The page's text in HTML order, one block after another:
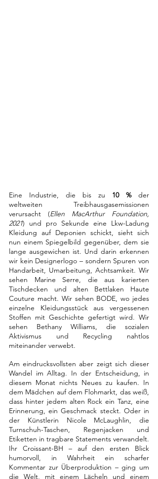
Eine Industrie, die bis zu 10 % der
weltweiten Treibhausgasemissionen
verursacht (Ellen MacArthur Foundation,
2021) und pro Sekunde eine Lkw-Ladung
Kleidung auf Deponien schickt, sieht sich
nun einem Spiegelbild gegenüber, dem sie
lange ausgewichen ist. Und darin erkennen
wir kein Designerlogo – sondern Spuren von
Handarbeit, Umarbeitung, Achtsamkeit. Wir
sehen Marine Serre, die aus karierten
Tischdecken und alten Bettlaken Haute
Couture macht. Wir sehen BODE, wo jedes
einzelne Kleidungsstück aus vergessenen
Stoffen mit Geschichte gefertigt wird. Wir
sehen Bethany Williams, die sozialen
Aktivismus und Recycling nahtlos
miteinander verwebt.
Am eindrucksvollsten aber zeigt sich dieser
Wandel im Alltag. In der Entscheidung, in
diesem Monat nichts Neues zu kaufen. In
dem Mädchen auf dem Flohmarkt, das weiß,
dass hinter jedem alten Rock ein Tanz, eine
Erinnerung, ein Geschmack steckt. Oder in
der Künstlerin Nicole McLaughlin, die
Turnschuh-Taschen, Regenjacken und
Etiketten in tragbare Statements verwandelt.
Ihr Croissant-BH – auf den ersten Blick
humorvoll, in Wahrheit ein scharfer
Kommentar zur Überproduktion – ging um
die Welt, mit einem Lächeln und einem